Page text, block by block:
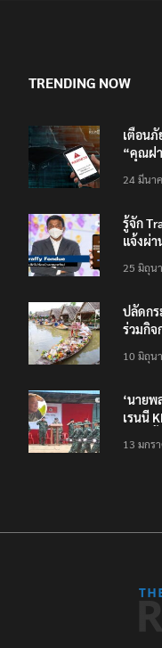
TRENDING NOW
เตือนภั
“คุณฝา
24 มีนา
รู้จัก
แจ้งผ่า
ทั่วไทย
25 มิถุน
ปลัดกร
ร่วมกิจ
ตักบา
10 มิถุน
‘นายพ
เรนนี
ประชา
13 มกร